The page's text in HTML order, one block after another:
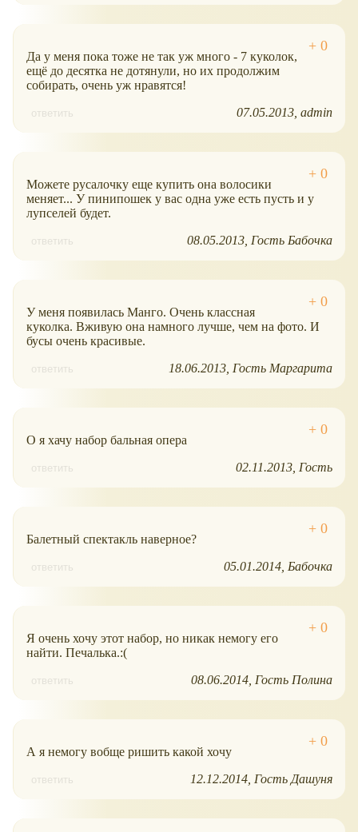
Да у меня пока тоже не так уж много - 7 куколок,
ещё до десятка не дотянули, но их продолжим
собирать, очень уж нравятся!
ответить 07.05.2013 admin
Можете русалочку еще купить она волосики
меняет... У пинипошек у вас одна уже есть пусть и у
лупселей будет.
ответить 08.05.2013 Гость Бабочка
У меня появилась Манго. Очень классная
куколка. Вживую она намного лучше, чем на фото. И
бусы очень красивые.
ответить 18.06.2013 Гость Маргарита
О я хачу набор бальная опера
ответить 02.11.2013 Гость
Балетный спектакль наверное?
ответить 05.01.2014 Бабочка
Я очень хочу этот набор, но никак немогу его
найти. Печалька.:(
ответить 08.06.2014 Гость Полина
А я немогу вобще ришить какой хочу
ответить 12.12.2014 Гость Дашуня